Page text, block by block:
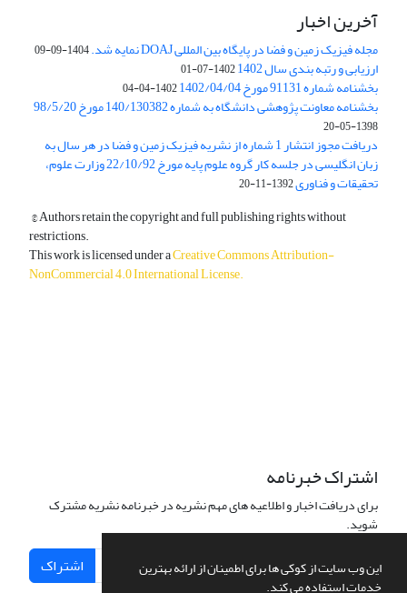
این وب سایت از کوکی ها برای اطمینان از ارائه بهترین
خدمات استفاده می کند.
آخرین اخبار
مجله فیزیک زمین و فضا در پایگاه بین المللی DOAJ نمایه شد. 1404-09-09
ارزیابی و رتبه بندی سال 1402 1402-07-01
بخشنامه شماره 91131 مورخ 1402/04/04 1402-04-04
بخشنامه معاونت پژوهشی دانشگاه به شماره 140/130382 مورخ 98/5/20
1398-05-20
دریافت مجوز انتشار 1 شماره از نشریه فیزیک زمین و فضا در هر سال به
زبان انگلیسی در جلسه کار گروه علوم پایه مورخ 22/10/92 وزارت علوم،
تحقیقات و فناوری1392-11-20
© Authors retain the copyright and full publishing rights without
restrictions.
This work is licensed under aCreative Commons Attribution-
NonCommercial 4.0 International License.
اشتراک خبرنامه
برای دریافت اخبار و اطلاعیه های مهم نشریه در خبرنامه نشریه مشترک
شوید.
اشتراک